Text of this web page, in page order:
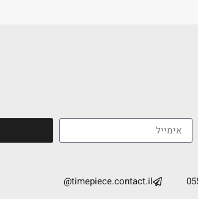
timepiece.contact.il@